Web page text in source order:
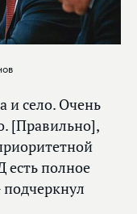
и село. Очень
[Правильно],
есть полное
подчеркнул